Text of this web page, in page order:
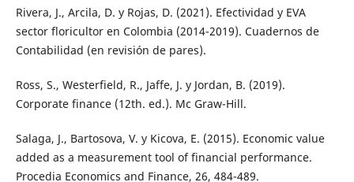
Rivera, J., Arcila, D. y Rojas, D. (2021). Efectividad y EVA
sector floricultor en Colombia (2014-2019). Cuadernos de
Contabilidad (en revisión de pares).
Ross, S., Westerfield, R., Jaffe, J. y Jordan, B. (2019).
Corporate finance (12th. ed.). Mc Graw-Hill.
Salaga, J., Bartosova, V. y Kicova, E. (2015). Economic value
added as a measurement tool of financial performance.
Procedia Economics and Finance, 26, 484-489.